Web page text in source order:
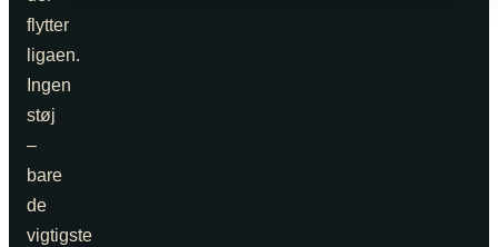
flytter
ligaen.
Ingen
støj
–
bare
de
vigtigste